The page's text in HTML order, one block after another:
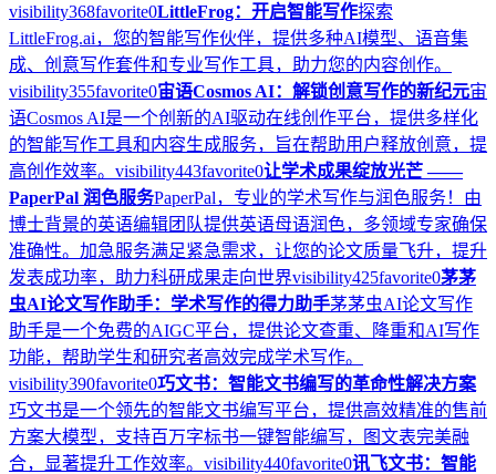
visibility368favorite0LittleFrog：开启智能写作探索
LittleFrog.ai，您的智能写作伙伴，提供多种AI模型、语音集
成、创意写作套件和专业写作工具，助力您的内容创作。
visibility355favorite0宙语Cosmos AI：解锁创意写作的新纪元宙
语Cosmos AI是一个创新的AI驱动在线创作平台，提供多样化
的智能写作工具和内容生成服务，旨在帮助用户释放创意，提
高创作效率。 visibility443favorite0让学术成果绽放光芒 ——
PaperPal 润色服务PaperPal，专业的学术写作与润色服务！由
博士背景的英语编辑团队提供英语母语润色，多领域专家确保
准确性。加急服务满足紧急需求，让您的论文质量飞升，提升
发表成功率，助力科研成果走向世界visibility425favorite0茅茅
虫AI论文写作助手：学术写作的得力助手茅茅虫AI论文写作
助手是一个免费的AIGC平台，提供论文查重、降重和AI写作
功能，帮助学生和研究者高效完成学术写作。
visibility390favorite0巧文书：智能文书编写的革命性解决方案
巧文书是一个领先的智能文书编写平台，提供高效精准的售前
方案大模型，支持百万字标书一键智能编写，图文表完美融
合，显著提升工作效率。 visibility440favorite0讯飞文书：智能